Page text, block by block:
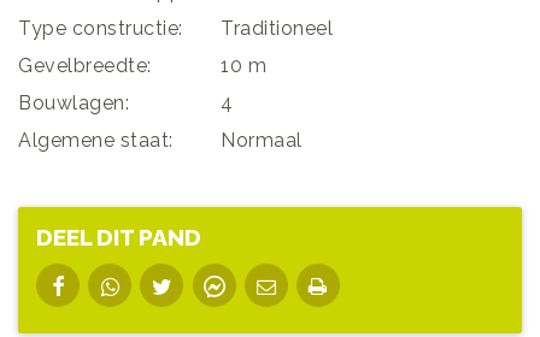
Type constructie:
Traditioneel
Gevelbreedte:
10 m
Bouwlagen:
4
Algemene staat:
Normaal
DEEL DIT PAND